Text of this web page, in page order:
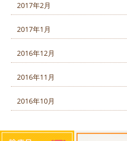
2017年2月
2017年1月
2016年12月
2016年11月
2016年10月